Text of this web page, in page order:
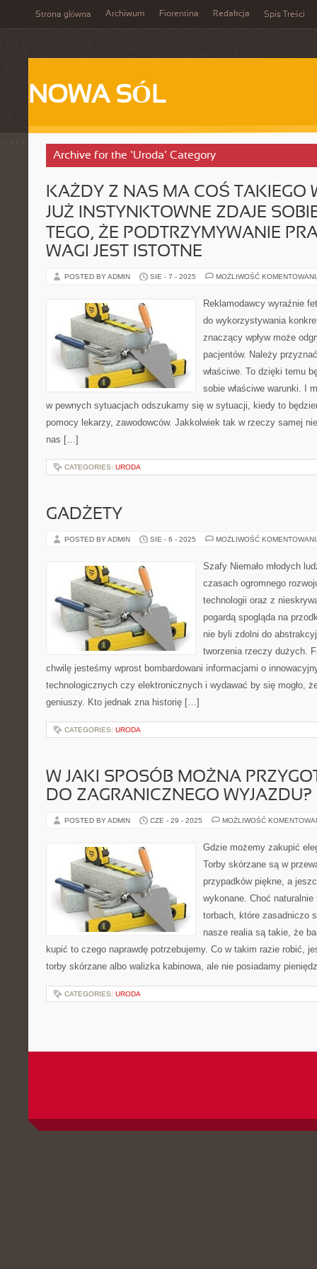
Strona główna Archiwum Fiorentina Redakcja Spis Treści
NOWA SÓL
Archive for the ‘Uroda’ Category
KAŻDY Z NAS MA COŚ TAKIEGO
JUŻ INSTYNKTOWNE ZDAJE
TEGO, ŻE PODTRZYMYWANIE
WAGI JEST ISTOTNE
POSTED BY ADMIN SIE - 7 - 2025 MOŻLIWOŚĆ
Reklamodawcy wyraźnie
do wykorzystywania
znaczący wpływ może
pacjentów. Należy
właściwe. To dzięki temu
sobie właściwe warunki. I
w pewnych sytuacjach odszukamy się w sytuacji, kiedy to
pomocy lekarzy, zawodowców. Jakkolwiek tak w rzeczy samej
nas […]
CATEGORIES: URODA
GADŻETY
POSTED BY ADMIN SIE - 6 - 2025 MOŻLIWOŚĆ
Szafy Niemało młodych
czasach ogromnego
technologii oraz z
pogardą spogląda na
nie byli zdolni do
tworzenia rzeczy dużych.
chwilę jesteśmy wprost bombardowani informacjami o
technologicznych czy elektronicznych i wydawać by się mogło,
geniuszy. Kto jednak zna historię […]
CATEGORIES: URODA
W JAKI SPOSÓB MOŻNA
DO ZAGRANICZNEGO WYJAZDU?
POSTED BY ADMIN CZE - 29 - 2025 MOŻLIWOŚĆ
Gdzie możemy zakupić
Torby skórzane są w
przypadków piękne, a
wykonane. Choć
torbach, które zasadniczo
nasze realia są takie, że
kupić to czego naprawdę potrzebujemy. Co w takim razie robić,
torby skórzane albo walizka kabinowa, ale nie posiadamy
CATEGORIES: URODA